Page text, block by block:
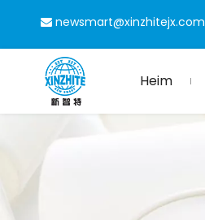
 newsmart@xinzhitejx.com
Heim